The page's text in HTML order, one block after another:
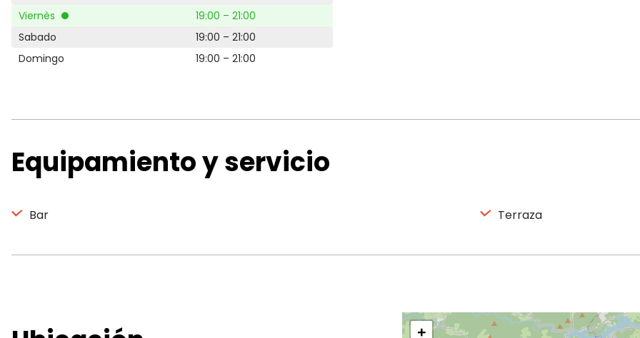
Viernès
19:00 – 21:00
Sabado
19:00 – 21:00
Domingo
19:00 – 21:00
Equipamiento y servicio
Bar Terraza
+